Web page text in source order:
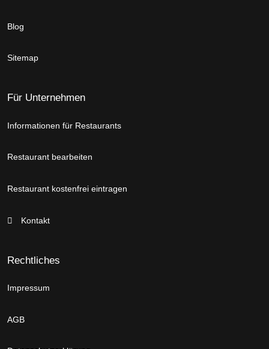
Blog
Sitemap
Für Unternehmen
Informationen für Restaurants
Restaurant bearbeiten
Restaurant kostenfrei eintragen
Kontakt
Rechtliches
Impressum
AGB